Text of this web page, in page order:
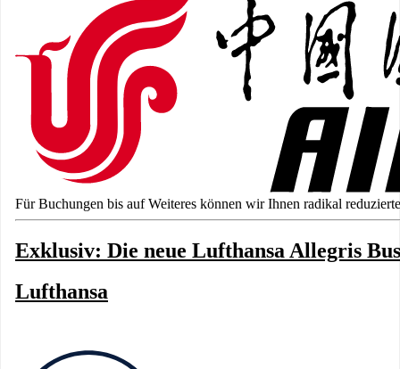
Für Buchungen bis auf Weiteres können wir Ihnen radikal
Exklusiv: Die neue Lufthansa Allegris
Lufthansa